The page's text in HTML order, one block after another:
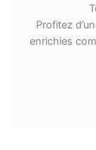
Profitez
enrichies